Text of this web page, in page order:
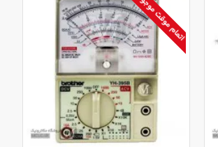
اتمام موقت موجودی